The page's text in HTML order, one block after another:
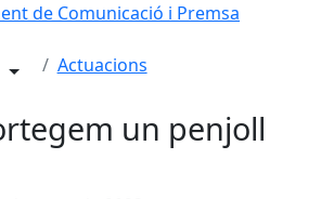
de Comunicació i Premsa
Actuacions
un penjoll